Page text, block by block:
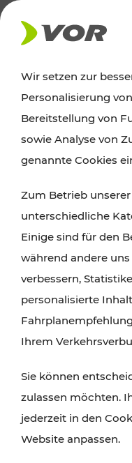
AKTUELLES
News
Alle wichtigen
finden Sie hier im
Wir setzen zur
Personalisierung
Bereitstellung von
sowie Analyse von
genannte Cookies
Zum Betrieb
unterschiedliche
Einige sind für den
während andere uns
verbessern,
personalisierte
Ihrem
Sie können
zulassen möchten.
jederzeit in den
Website anpassen.